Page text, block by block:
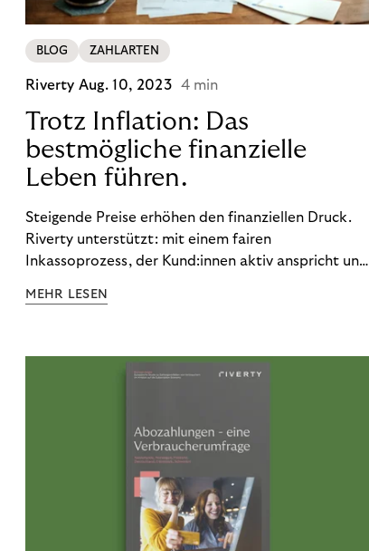
BLOG ZAHLARTEN
Riverty Aug. 10, 2023 4 min
Trotz Inflation: Das
bestmögliche finanzielle
Leben führen.
Steigende Preise erhöhen den finanziellen Druck.
Riverty unterstützt: mit einem fairen
Inkassoprozess, der Kund:innen aktiv anspricht und
Finanzbildung ermöglicht. So bleiben Menschen
MEHR LESEN